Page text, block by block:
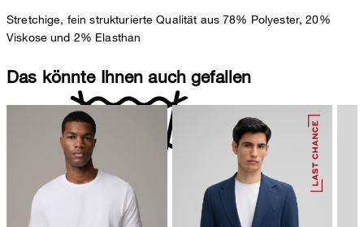
Stretchige, fein strukturierte Qualität aus 78% Polyester, 20%
Viskose und 2% Elasthan
nicht waschen
Das könnte Ihnen auch gefallen